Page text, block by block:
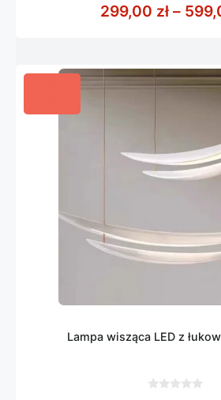
5
299,00 zł –
Lampa wisząca LED z